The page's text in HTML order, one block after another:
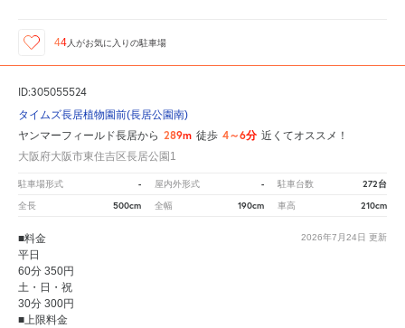
44 人がお気に入りの駐車場
ID:305055524
タイムズ長居植物園前(長居公園南)
ヤンマーフィールド長居から 289m 徒歩 4～6分 近くてオススメ！
大阪府大阪市東住吉区長居公園1
駐車場形式 - 屋内外形式 - 駐車台数 272台
全長 500cm 全幅 190cm 車高 210cm
2026年7月24日 更新
■料金
平日
60分 350円
土・日・祝
30分 300円
■上限料金